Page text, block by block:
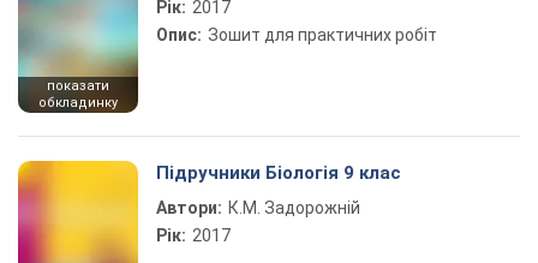
показати
обкладинку
Рік: 2017
Опис: Зошит для практичних робіт
Підручники Біологія 9 клас
Автори: К.М. Задорожній
Рік: 2017